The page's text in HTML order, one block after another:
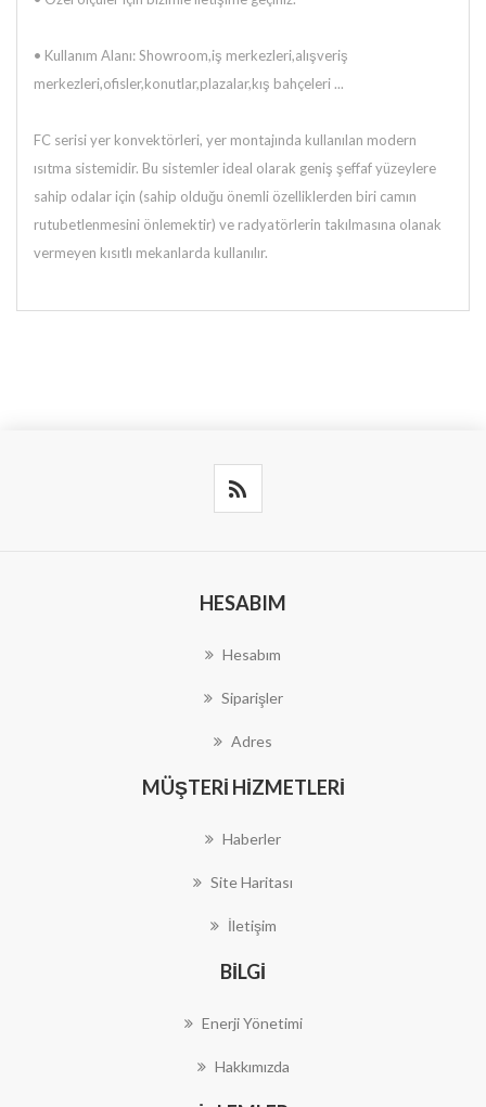
• Kullanım Alanı: Showroom,iş merkezleri,alışveriş
merkezleri,ofisler,konutlar,plazalar,kış bahçeleri ...
FC serisi yer konvektörleri, yer montajında kullanılan modern
ısıtma sistemidir. Bu sistemler ideal olarak geniş şeffaf yüzeylere
sahip odalar için (sahip olduğu önemli özelliklerden biri camın
rutubetlenmesini önlemektir) ve radyatörlerin takılmasına olanak
vermeyen kısıtlı mekanlarda kullanılır.
HESABIM
Hesabım
Siparişler
Adres
MÜŞTERI HIZMETLERI
Haberler
Site Haritası
İletişim
BILGI
Enerji Yönetimi
Hakkımızda